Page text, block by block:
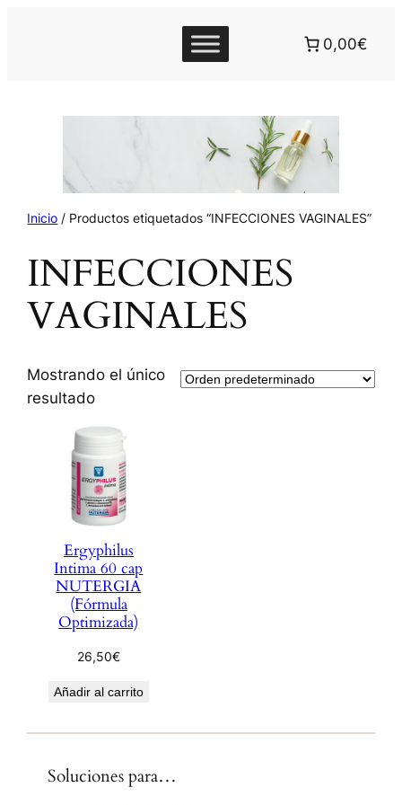
0,00€
Inicio / Productos etiquetados “INFECCIONES VAGINALES”
INFECCIONES
VAGINALES
Mostrando el único
resultado
Ergyphilus
Intima 60 cap
NUTERGIA
(Fórmula
Optimizada)
26,50€
Añadir al carrito
Soluciones para…